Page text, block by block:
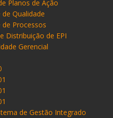
Planos de Ação
Qualidade
Processos
Distribuição de EPI
Gerencial
de Gestão Integrado